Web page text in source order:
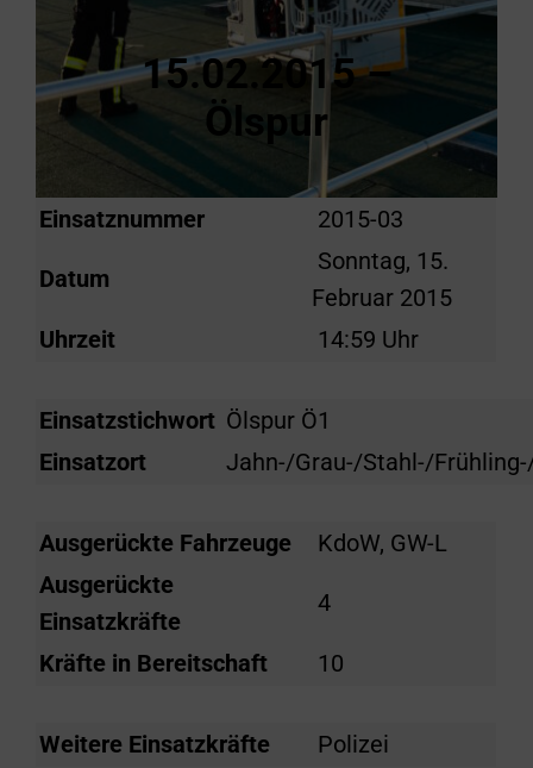
15.02.2015 –
Ölspur
Einsatznummer 2015-03
Datum
Sonntag, 15.
Februar 2015
Uhrzeit
14:59 Uhr
Einsatzstichwort Ölspur Ö1
Einsatzort
Jahn-/Grau-/Stahl-/
Ausgerückte Fahrzeuge
KdoW, GW-L
Ausgerückte
Einsatzkräfte
4
Kräfte in Bereitschaft 10
Weitere Einsatzkräfte Polizei